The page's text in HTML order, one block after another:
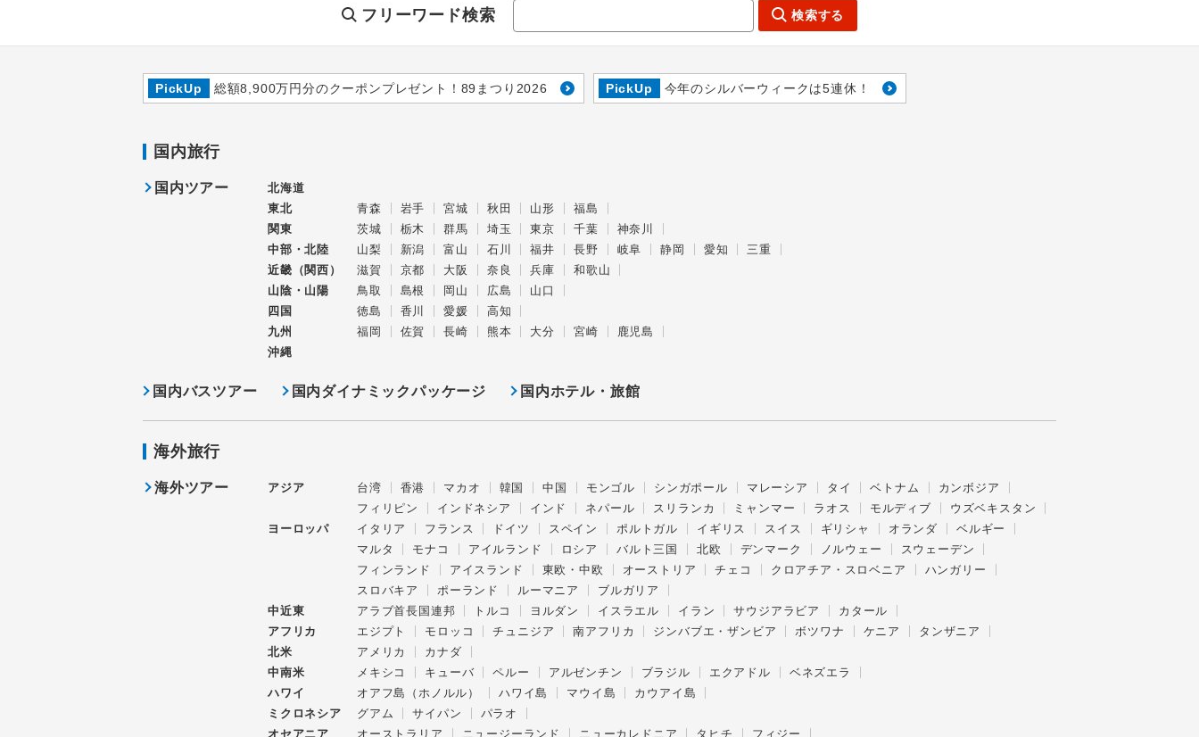
フリーワード検索 検索する
PickUp 総額8,900万円分のクーポンプレゼント！89まつり2026 PickUp 今年のシルバーウィークは5連休！
国内旅行
国内ツアー
北海道
東北
青森 岩手 宮城 秋田 山形
福島
関東
茨城 栃木 群馬 埼玉 東京 千葉
神奈川
中部・北陸
山梨 新潟 富山 石川 福井 長野 岐阜 静岡 愛知
三重
近畿（関西）
滋賀 京都 大阪 奈良 兵庫
和歌山
山陰・山陽
鳥取 島根 岡山 広島
山口
四国
徳島 香川 愛媛
高知
九州
福岡 佐賀 長崎 熊本 大分 宮崎
鹿児島
沖縄
国内バスツアー 国内ダイナミックパッケージ 国内ホテル・旅館
海外旅行
海外ツアー アジア 台湾 香港 マカオ 韓国 中国 モンゴル シンガポール マレーシア タイ ベトナム
カンボジア
フィリピン
インドネシア インド ネパール スリランカ ミャンマー ラオス モルディブ
ウズベキスタン
ヨーロッパ
イタリア フランス ドイツ スペイン ポルトガル イギリス スイス ギリシャ オランダ
ベルギー
マルタ
モナコ アイルランド ロシア バルト三国 北欧 デンマーク ノルウェー
スウェーデン
フィンランド
アイスランド 東欧・中欧 オーストリア チェコ クロアチア・スロベニア
ハンガリー
スロバキア
ポーランド ルーマニア
ブルガリア
中近東
アラブ首長国連邦 トルコ ヨルダン イスラエル イラン サウジアラビア
カタール
アフリカ
エジプト モロッコ チュニジア 南アフリカ ジンバブエ・ザンビア ボツワナ ケニア
タンザニア
北米
アメリカ
カナダ
中南米
メキシコ キューバ ペルー アルゼンチン ブラジル エクアドル
ベネズエラ
ハワイ
オアフ島（ホノルル） ハワイ島 マウイ島
カウアイ島
ミクロネシア
グアム サイパン
パラオ
オセアニア
オーストラリア ニュージーランド ニューカレドニア タヒチ フィジー